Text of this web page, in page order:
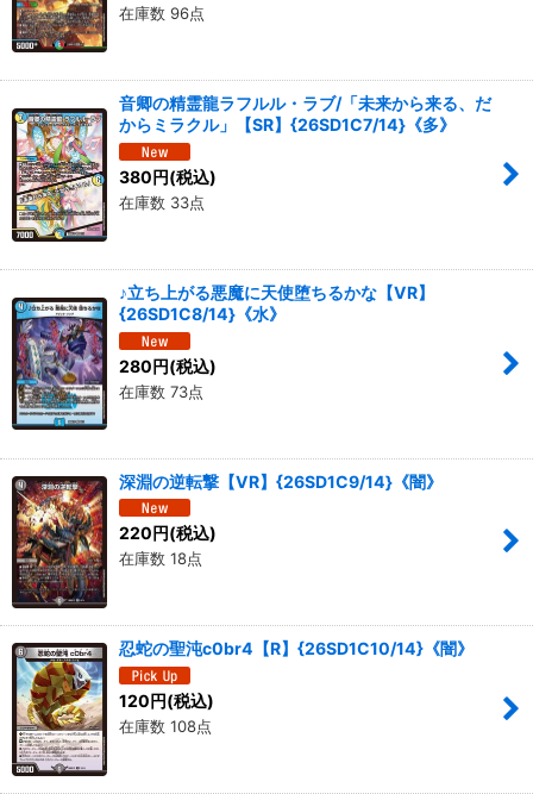
在庫数 96点
音卿の精霊龍ラフルル・ラブ/「未来から来る、だ
からミラクル」【SR】{26SD1C7/14}《多》
380円(税込)
在庫数 33点
♪立ち上がる悪魔に天使堕ちるかな【VR】
{26SD1C8/14}《水》
280円(税込)
在庫数 73点
深淵の逆転撃【VR】{26SD1C9/14}《闇》
220円(税込)
在庫数 18点
忍蛇の聖沌c0br4【R】{26SD1C10/14}《闇》
120円(税込)
在庫数 108点